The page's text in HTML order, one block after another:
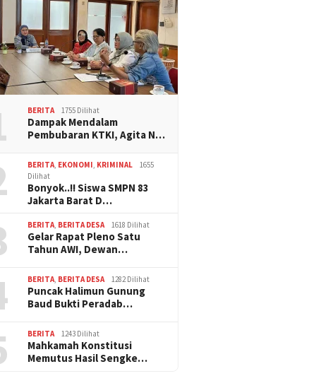
BERITA 1755 Dilihat
Dampak Mendalam
Pembubaran KTKI, Agita N…
BERITA EKONOMI KRIMINAL
1655
Dilihat
Bonyok..!! Siswa SMPN 83
Jakarta Barat D…
BERITA BERITA DESA 1618 Dilihat
Gelar Rapat Pleno Satu
Tahun AWI, Dewan…
BERITA BERITA DESA 1282 Dilihat
Puncak Halimun Gunung
Baud Bukti Peradab…
BERITA 1243 Dilihat
Mahkamah Konstitusi
Memutus Hasil Sengke…